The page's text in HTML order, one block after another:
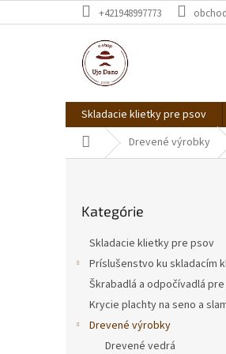
na
+421948997773
Skladacie klietky pre psov
DomovDrevené výrobky
kategórie
Kategórie
Skladacie klietky pre psov
Príslušenstvo ku skladacím
Škrabadlá a odpočívadlá
Krycie plachty na seno a
Drevené výrobky
Drevené vedrá